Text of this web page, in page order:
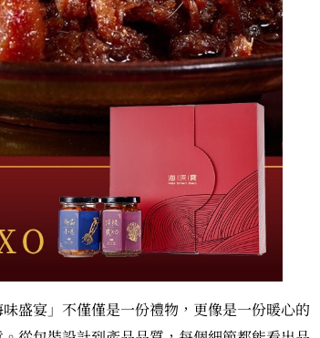
盛宴」不僅僅是一份禮物，更像是一份暖心的